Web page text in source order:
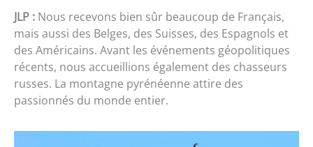
JLP : Nous recevons bien sûr beaucoup de Français,
mais aussi des Belges, des Suisses, des Espagnols et
des Américains. Avant les événements géopolitiques
récents, nous accueillions également des chasseurs
russes. La montagne pyrénéenne attire des
passionnés du monde entier.